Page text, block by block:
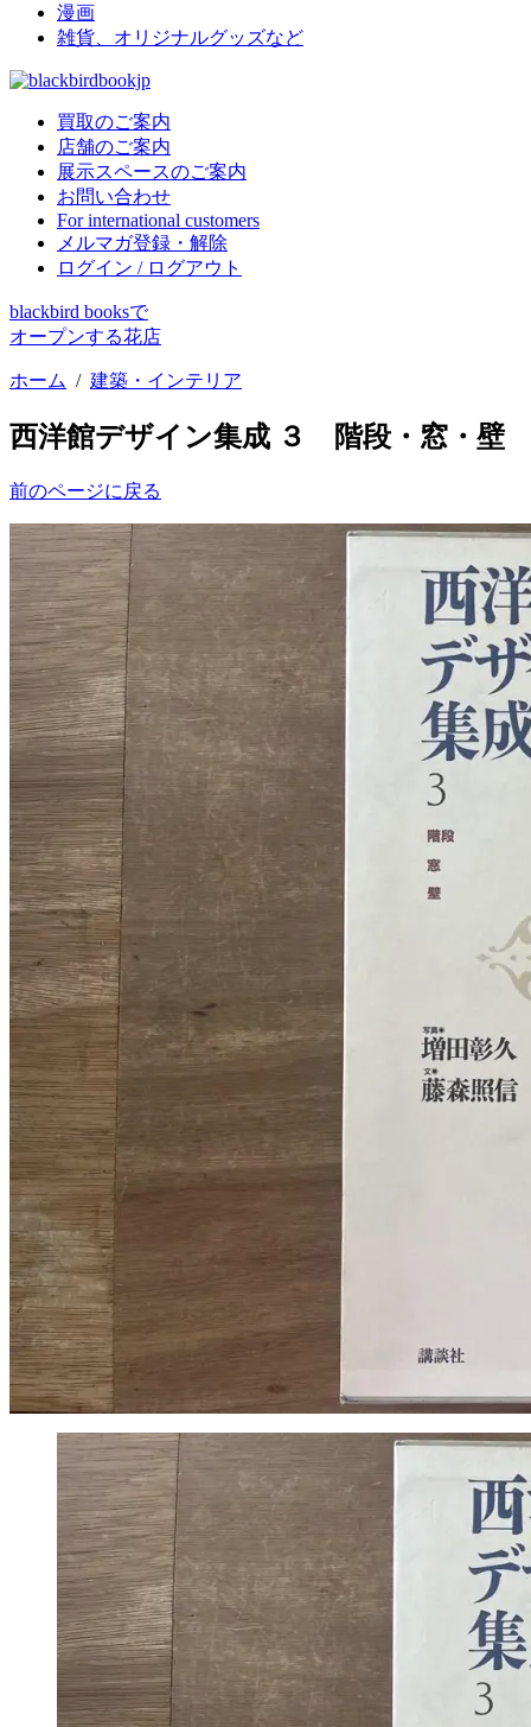
漫画
雑貨、オリジナルグッズなど
買取のご案内
店舗のご案内
展示スペースのご案内
お問い合わせ
For international customers
メルマガ登録・解除
ログイン / ログアウト
blackbird booksで
オープンする花店
ホーム / 建築・インテリア
西洋館デザイン集成 ３ 階段・窓・壁
前のページに戻る